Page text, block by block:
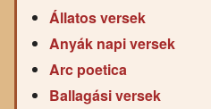
Állatos versek
Anyák napi versek
Arc poetica
Ballagási versek